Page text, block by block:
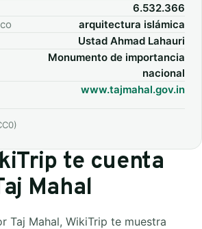
6.532.366
arquitectura islámica
Ustad Ahmad Lahauri
Monumento de importancia
nacional
www.tajmahal.gov.in
te cuenta
Mahal
Taj Mahal, WikiTrip te muestra